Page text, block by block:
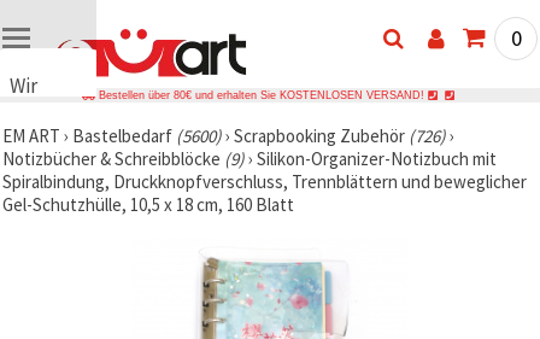
Wir
Cookies
🍪 Wir
verwenden
Cookies
0
Bestellen über 80€ und erhalten Sie KOSTENLOSEN VERSAND!
EM ART › Bastelbedarf (5600)› Scrapbooking Zubehör (726)›
Notizbücher & Schreibblöcke (9)› Silikon-Organizer-Notizbuch mit
Spiralbindung, Druckknopfverschluss, Trennblättern und beweglicher
Gel-Schutzhülle, 10,5 x 18 cm, 160 Blatt